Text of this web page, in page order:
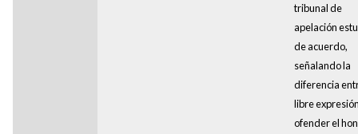
tribunal de
apelación
de acuerdo,
señalando la
diferencia
libre
ofender el